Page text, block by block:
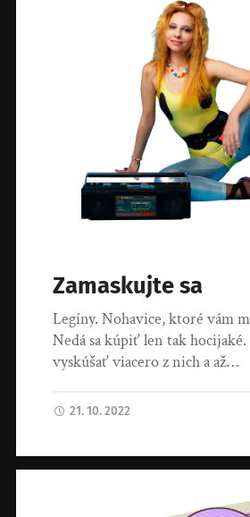
Zamaskujte sa
Legíny. Nohavice, ktoré vám
Nedá sa kúpiť len tak
vyskúšať viacero z nich a až…
21. 10. 2022